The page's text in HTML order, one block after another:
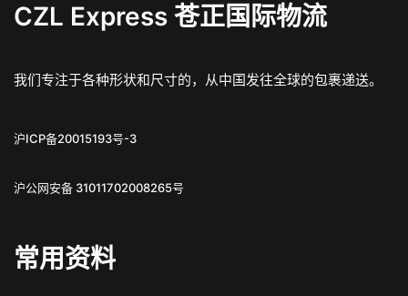
CZL Express 苍正国际物流
我们专注于各种形状和尺寸的，从中国发往全球的包裹递送。
沪ICP备20015193号-3
沪公网安备 31011702008265号
常用资料